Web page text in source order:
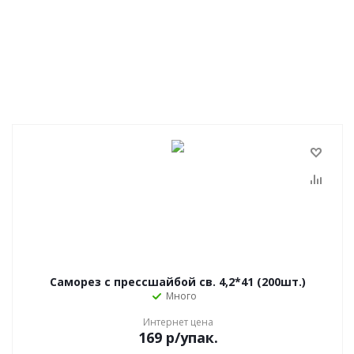
Саморез с прессшайбой св. 4,2*41 (200шт.)
Много
Интернет цена
169р/упак.